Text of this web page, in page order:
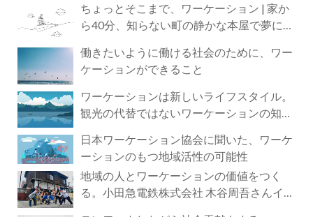
ちょっとそこまで、ワーケーション | 家か
ら40分、知らない町の静かな本屋で夢に近
働きたいように働ける社会のために、ワー
ケーションができること
ワーケーションは新しいライフスタイル。
観光の代替ではないワーケーションの知ら
日本ワーケーション協会に聞いた、ワーケ
ーションのもつ地域活性の可能性
地域の人とワーケーションの価値をつく
る。小田急電鉄株式会社 木谷周吾さんイン